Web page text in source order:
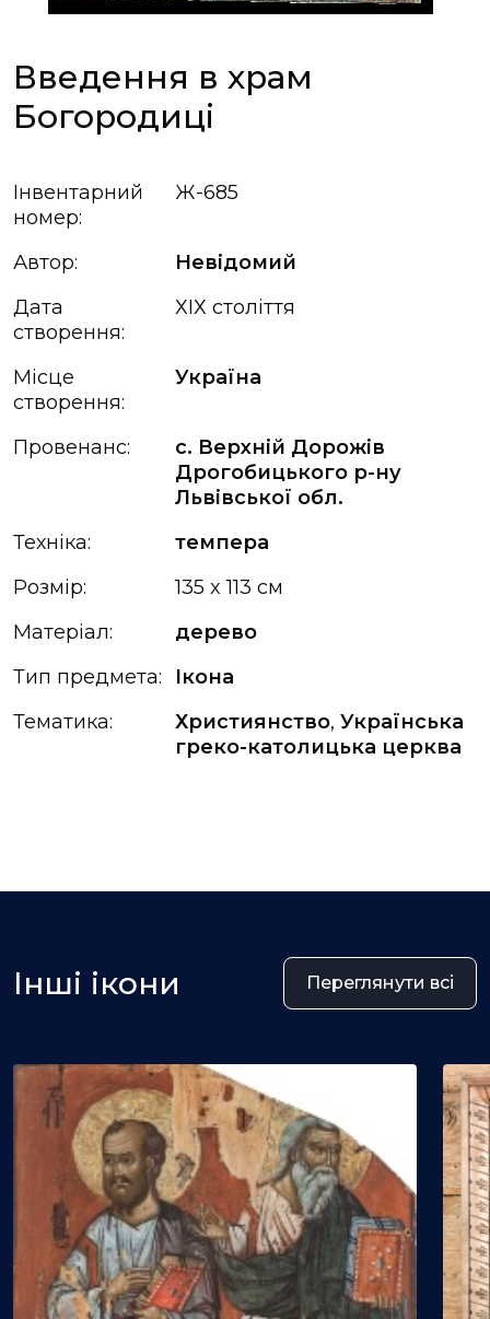
Введення в храм
Богородиці
Інвентарний
номер:
Ж-685
Автор:
Невідомий
Дата
створення:
ХІХ століття
Місце
створення:
Україна
Провенанс:
с. Верхній Дорожів
Дрогобицького р-ну
Львівської обл.
Техніка:
темпера
Розмір:
135 x 113 см
Матеріал:
дерево
Тип предмета:
Ікона
Тематика:
Християнство, Українська
греко-католицька церква
Інші ікони Переглянути всі